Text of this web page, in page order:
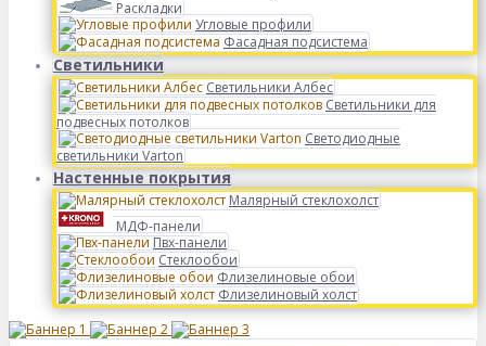
Раскладки
Угловые профили
Фасадная подсистема
Светильники
Светильники Албес
Светильники для
подвесных потолков
Светодиодные
светильники Varton
Настенные покрытия
Малярный стеклохолст
МДФ-панели
Пвх-панели
Стеклообои
Флизелиновые обои
Флизелиновый холст